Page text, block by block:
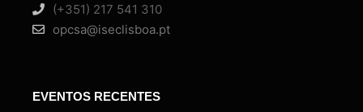
(+351) 217 541 310
opcsa@iseclisboa.pt